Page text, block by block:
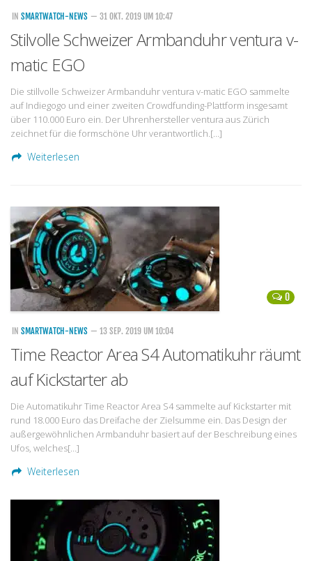
IN SMARTWATCH-NEWS — 31 OKT. 2019 UM 10:47
Stilvolle Schweizer Armbanduhr ventura v-
matic EGO
Die stillvolle Schweizer Armbanduhr ventura v-matic EGO sammelte
auf Indiegogo und einer zweiten Crowdfunding-Plattform insgesamt
über 110.000 Euro ein. Der Uhrenhersteller ventura aus Zürich
zeichnet für die formschöne Uhr verantwortlich.[…]
Weiterlesen
0
IN SMARTWATCH-NEWS — 13 SEP. 2019 UM 10:04
Time Reactor Area S4 Automatikuhr räumt
auf Kickstarter ab
Die Automatikuhr Time Reactor Area S4 sammelte auf Kickstarter mit
rund 18.000 Euro das Dreifache der Zielsumme ein. Das Design der
außergewöhnlichen Armbanduhr basiert auf der Beschreibung eines
Ufos, welches[…]
Weiterlesen